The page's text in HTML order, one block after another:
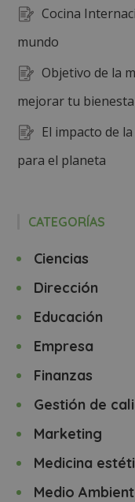
Cocina
mundo
Objetivo de la
mejorar tu
El impacto de
para el planeta
CATEGORÍAS
Ciencias
Dirección
Educación
Empresa
Finanzas
Gestión de
Marketing
Medicina
Medio